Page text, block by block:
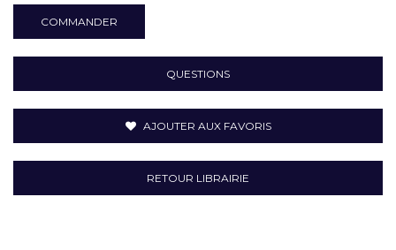
COMMANDER
QUESTIONS
AJOUTER AUX FAVORIS
RETOUR LIBRAIRIE